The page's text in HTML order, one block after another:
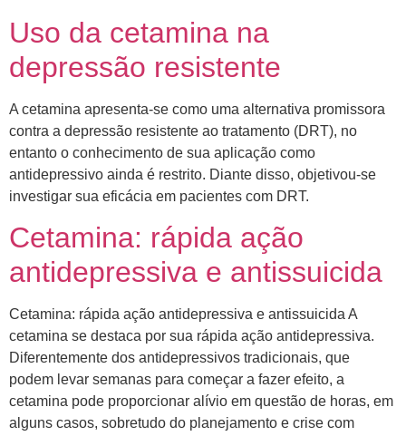
Uso da cetamina na
depressão resistente
A cetamina apresenta-se como uma alternativa promissora
contra a depressão resistente ao tratamento (DRT), no
entanto o conhecimento de sua aplicação como
antidepressivo ainda é restrito. Diante disso, objetivou-se
investigar sua eficácia em pacientes com DRT.
Cetamina: rápida ação
antidepressiva e antissuicida
Cetamina: rápida ação antidepressiva e antissuicida A
cetamina se destaca por sua rápida ação antidepressiva.
Diferentemente dos antidepressivos tradicionais, que
podem levar semanas para começar a fazer efeito, a
cetamina pode proporcionar alívio em questão de horas, em
alguns casos, sobretudo do planejamento e crise com